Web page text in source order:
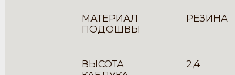
МАТЕРИАЛ
ПОДОШВЫ
РЕЗИНА
ВЫСОТА
2,4